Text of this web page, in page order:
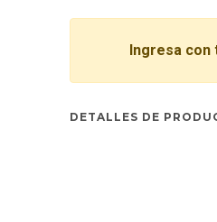
Ingresa con
DETALLES DE